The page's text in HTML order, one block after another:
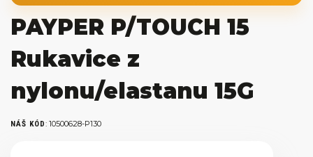
PAYPER P/TOUCH 15
Rukavice z
nylonu/elastanu 15G
NÁŠ KÓD: 10500628-P130